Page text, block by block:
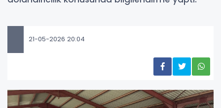
21-05-2026 20:04